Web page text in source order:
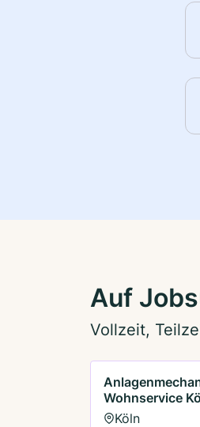
Auf
Vollzeit,
Wohnservice
Köln